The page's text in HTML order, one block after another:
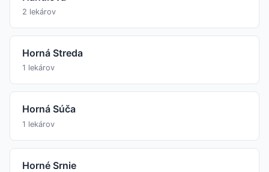
2 lekárov
Horná Streda
1 lekárov
Horná Súča
1 lekárov
Horné Srnie